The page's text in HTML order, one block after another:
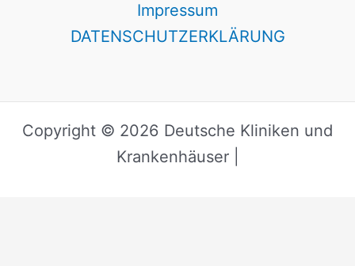
Impressum
DATENSCHUTZERKLÄRUNG
Copyright © 2026 Deutsche Kliniken und
Krankenhäuser |